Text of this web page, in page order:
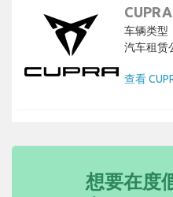
车辆类型
汽车租赁
查看
想要在度